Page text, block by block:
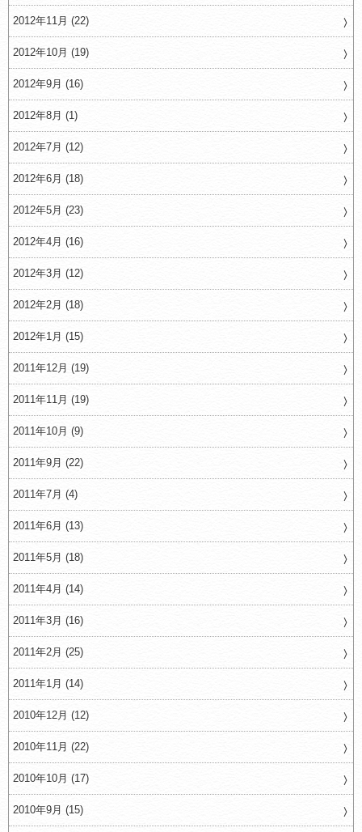
2012年11月 (22)
2012年10月 (19)
2012年9月 (16)
2012年8月 (1)
2012年7月 (12)
2012年6月 (18)
2012年5月 (23)
2012年4月 (16)
2012年3月 (12)
2012年2月 (18)
2012年1月 (15)
2011年12月 (19)
2011年11月 (19)
2011年10月 (9)
2011年9月 (22)
2011年7月 (4)
2011年6月 (13)
2011年5月 (18)
2011年4月 (14)
2011年3月 (16)
2011年2月 (25)
2011年1月 (14)
2010年12月 (12)
2010年11月 (22)
2010年10月 (17)
2010年9月 (15)